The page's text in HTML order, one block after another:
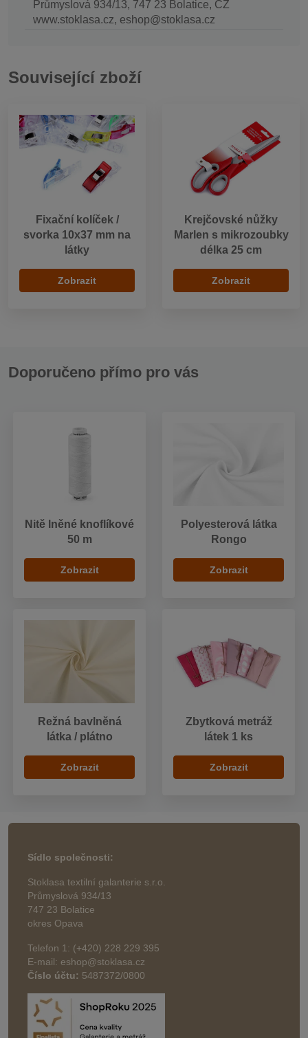
Průmyslová 934/13, 747 23 Bolatice, CZ
www.stoklasa.cz, eshop@stoklasa.cz
Související zboží
Fixační kolíček /
svorka 10x37 mm na
látky
Zobrazit
Krejčovské nůžky
Marlen s mikrozoubky
délka 25 cm
Zobrazit
Doporučeno přímo pro vás
Nitě lněné knoflíkové
50 m
Zobrazit
Polyesterová látka
Rongo
Zobrazit
Režná bavlněná
látka / plátno
Zobrazit
Zbytková metráž
látek 1 ks
Zobrazit
Sídlo společnosti:
Stoklasa textilní galanterie s.r.o.
Průmyslová 934/13
747 23 Bolatice
okres Opava
Telefon 1: (+420) 228 229 395
E-mail: eshop@stoklasa.cz
Číslo účtu: 5487372/0800